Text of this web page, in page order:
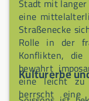
eine
Straßenecke
Rolle in der
Konflikten, die
bewahrt
eine leicht zu
herrscht eine
Kulturerbe